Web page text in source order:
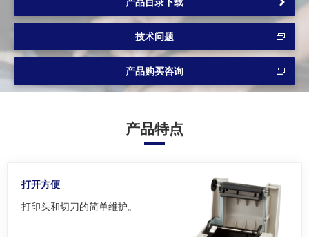
技术问题
产品购买咨询
产品特点
打开方便
打印头和切刀的简单维护。